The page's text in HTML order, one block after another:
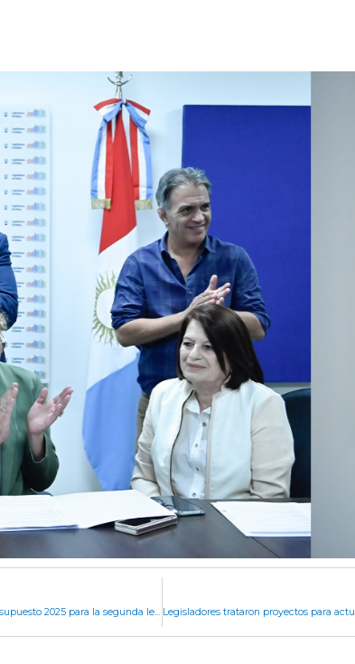
Comisiones despacharon el proyecto de Presupuesto 2025 para la segunda lectura